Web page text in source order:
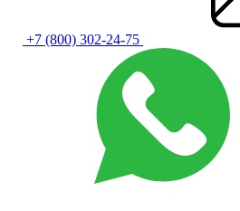
+7 (800) 302-24-75